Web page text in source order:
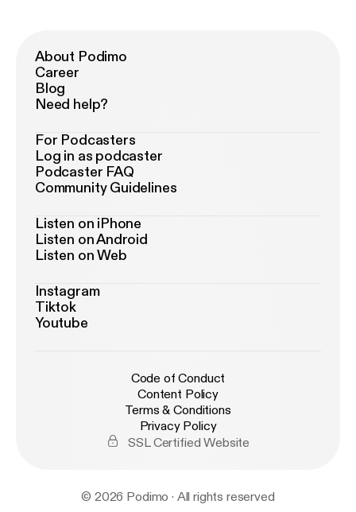
About Podimo
Career
Blog
Need help?
For Podcasters
Log in as podcaster
Podcaster FAQ
Community Guidelines
Listen on iPhone
Listen on Android
Listen on Web
Instagram
Tiktok
Youtube
Code of Conduct
Content Policy
Terms & Conditions
Privacy Policy
SSL Certified Website
© 2026 Podimo · All rights reserved